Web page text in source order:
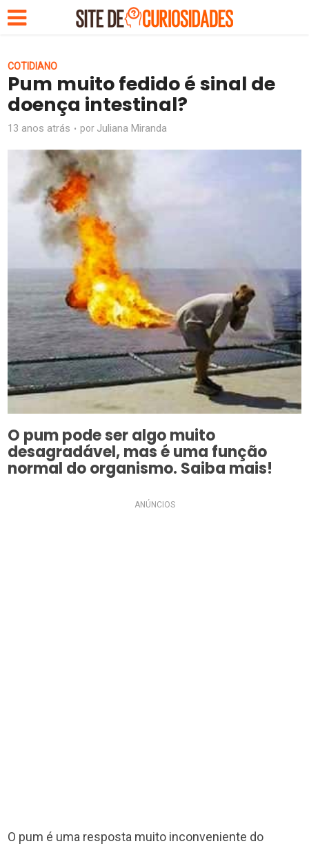
COTIDIANO
Pum muito fedido é sinal de
doença intestinal?
13 anos atrás por Juliana Miranda
O pum pode ser algo muito
desagradável, mas é uma função
normal do organismo. Saiba mais!
ANÚNCIOS
O pum é uma resposta muito inconveniente do